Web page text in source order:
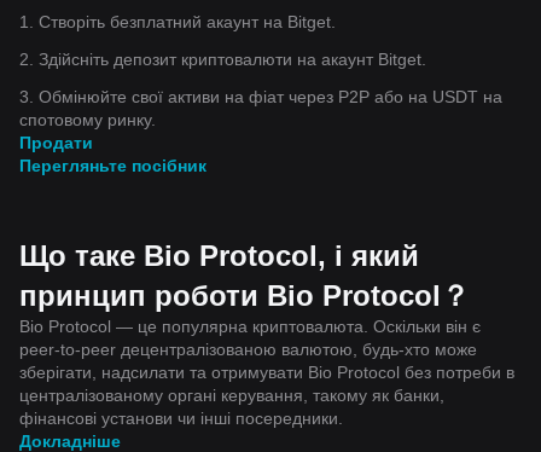
1. Створіть безплатний акаунт на Bitget.
2. Здійсніть депозит криптовалюти на акаунт Bitget.
3. Обмінюйте свої активи на фіат через P2P або на USDT на
спотовому ринку.
Продати
Перегляньте посібник
Що таке Bio Protocol, і який
принцип роботи Bio Protocol？
Bio Protocol — це популярна криптовалюта. Оскільки він є
peer-to-peer децентралізованою валютою, будь-хто може
зберігати, надсилати та отримувати Bio Protocol без потреби в
централізованому органі керування, такому як банки,
фінансові установи чи інші посередники.
Докладніше